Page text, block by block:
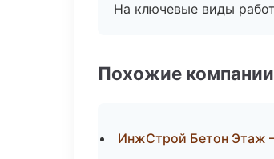
На ключевые виды
Похожие
ИнжСтрой Бетон Этаж